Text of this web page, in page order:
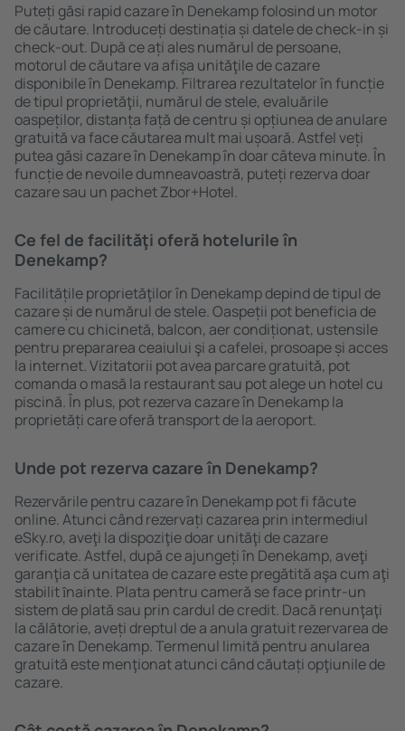
Puteți găsi rapid cazare în Denekamp folosind un motor
de căutare. Introduceți destinația și datele de check-in și
check-out. După ce ați ales numărul de persoane,
motorul de căutare va afișa unităţile de cazare
disponibile în Denekamp. Filtrarea rezultatelor în funcție
de tipul proprietăţii, numărul de stele, evaluările
oaspeților, distanța față de centru și opțiunea de anulare
gratuită va face căutarea mult mai ușoară. Astfel veți
putea găsi cazare în Denekamp în doar câteva minute. În
funcție de nevoile dumneavoastră, puteți rezerva doar
cazare sau un pachet Zbor+Hotel.
Ce fel de facilităţi oferă hotelurile în
Denekamp?
Facilitățile proprietăţilor în Denekamp depind de tipul de
cazare și de numărul de stele. Oaspeții pot beneficia de
camere cu chicinetă, balcon, aer condiționat, ustensile
pentru prepararea ceaiului şi a cafelei, prosoape și acces
la internet. Vizitatorii pot avea parcare gratuită, pot
comanda o masă la restaurant sau pot alege un hotel cu
piscină. În plus, pot rezerva cazare în Denekamp la
proprietăți care oferă transport de la aeroport.
Unde pot rezerva cazare în Denekamp?
Rezervările pentru cazare în Denekamp pot fi făcute
online. Atunci când rezervați cazarea prin intermediul
eSky.ro, aveţi la dispoziţie doar unităţi de cazare
verificate. Astfel, după ce ajungeți în Denekamp, aveţi
garanţia că unitatea de cazare este pregătită aşa cum aţi
stabilit ȋnainte. Plata pentru cameră se face printr-un
sistem de plată sau prin cardul de credit. Dacă renunţaţi
la călătorie, aveți dreptul de a anula gratuit rezervarea de
cazare în Denekamp. Termenul limită pentru anularea
gratuită este menţionat atunci când căutați opţiunile de
cazare.